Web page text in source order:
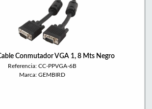
Conmutador VGA 1, 8 Mts Negro
Referencia: CC-PPVGA-6B
Marca: GEMBIRD